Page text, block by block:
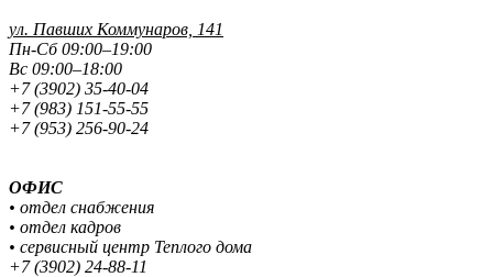
ул. Павших Коммунаров, 141
Пн-Сб 09:00–19:00
Вс 09:00–18:00
+7 (3902) 35-40-04
+7 (983) 151-55-55
+7 (953) 256-90-24
ОФИС
• отдел снабжения
• отдел кадров
• сервисный центр Теплого дома
+7 (3902) 24-88-11